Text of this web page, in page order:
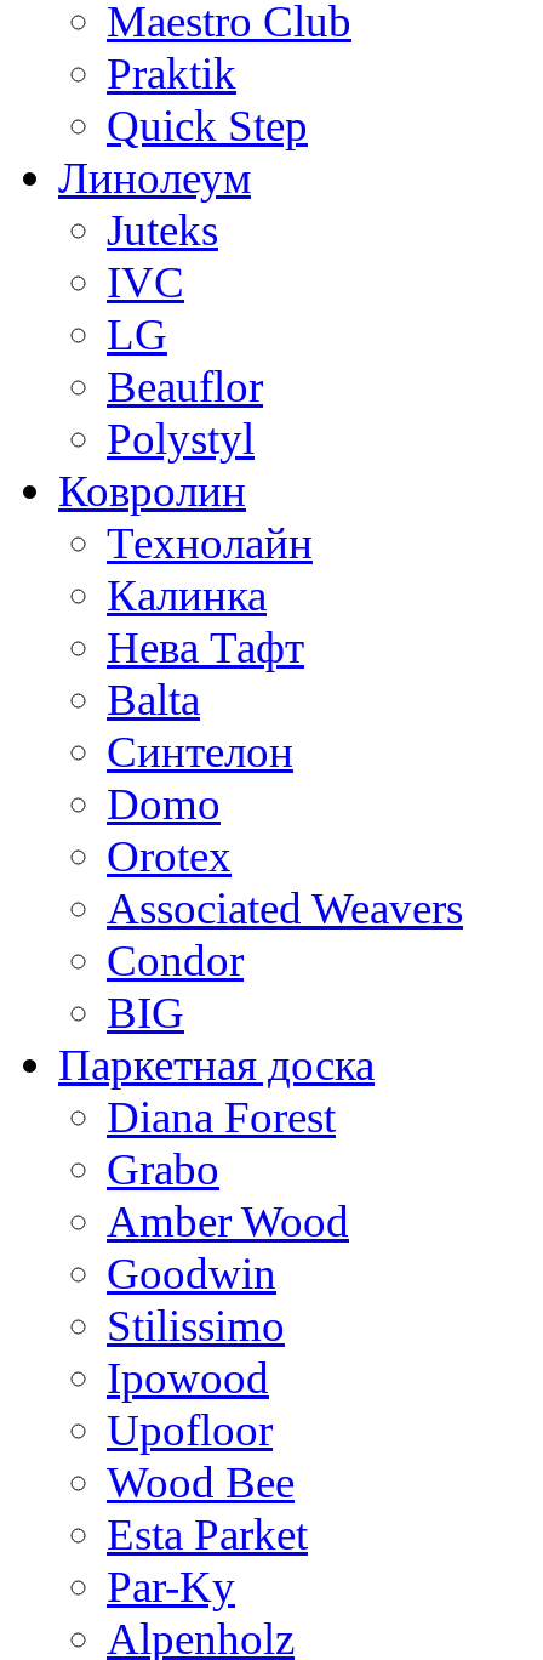
Maestro Club
Praktik
Quick Step
Линолеум
Juteks
IVC
LG
Beauflor
Polystyl
Ковролин
Технолайн
Калинка
Нева Тафт
Balta
Синтелон
Domo
Orotex
Associated Weavers
Condor
BIG
Паркетная доска
Diana Forest
Grabo
Amber Wood
Goodwin
Stilissimo
Ipowood
Upofloor
Wood Bee
Esta Parket
Par-Ky
Alpenholz